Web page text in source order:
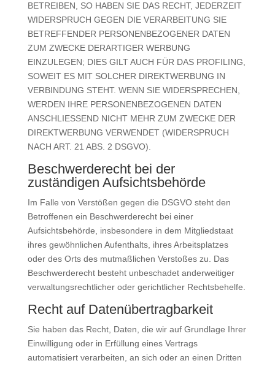
BETREIBEN, SO HABEN SIE DAS RECHT, JEDERZEIT
WIDERSPRUCH GEGEN DIE VERARBEITUNG SIE
BETREFFENDER PERSONENBEZOGENER DATEN
ZUM ZWECKE DERARTIGER WERBUNG
EINZULEGEN; DIES GILT AUCH FÜR DAS PROFILING,
SOWEIT ES MIT SOLCHER DIREKTWERBUNG IN
VERBINDUNG STEHT. WENN SIE WIDERSPRECHEN,
WERDEN IHRE PERSONENBEZOGENEN DATEN
ANSCHLIESSEND NICHT MEHR ZUM ZWECKE DER
DIREKTWERBUNG VERWENDET (WIDERSPRUCH
NACH ART. 21 ABS. 2 DSGVO).
Beschwerde­recht bei der
zuständigen Aufsichts­behörde
Im Falle von Verstößen gegen die DSGVO steht den
Betroffenen ein Beschwerderecht bei einer
Aufsichtsbehörde, insbesondere in dem Mitgliedstaat
ihres gewöhnlichen Aufenthalts, ihres Arbeitsplatzes
oder des Orts des mutmaßlichen Verstoßes zu. Das
Beschwerderecht besteht unbeschadet anderweitiger
verwaltungsrechtlicher oder gerichtlicher Rechtsbehelfe.
Recht auf Daten­übertrag­barkeit
Sie haben das Recht, Daten, die wir auf Grundlage Ihrer
Einwilligung oder in Erfüllung eines Vertrags
automatisiert verarbeiten, an sich oder an einen Dritten